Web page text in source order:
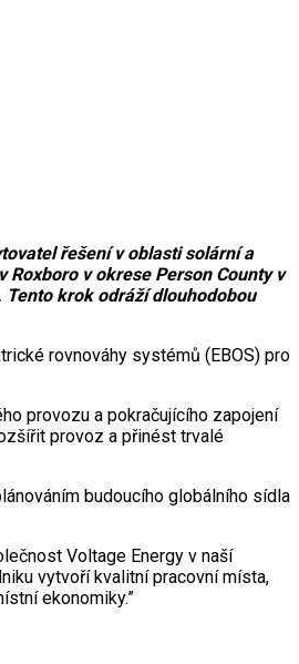
řešení v oblasti solární a
v okrese Person County v
krok odráží dlouhodobou
rovnováhy systémů (EBOS) pro
provozu a pokračujícího zapojení
provoz a přinést trvalé
budoucího globálního sídla
Voltage Energy v naší
vytvoří kvalitní pracovní místa,
ekonomiky.”